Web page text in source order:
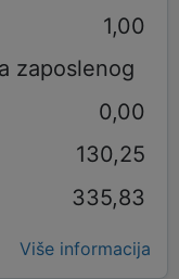
1,00
zaposlenog
0,00
130,25
335,83
Više informacija